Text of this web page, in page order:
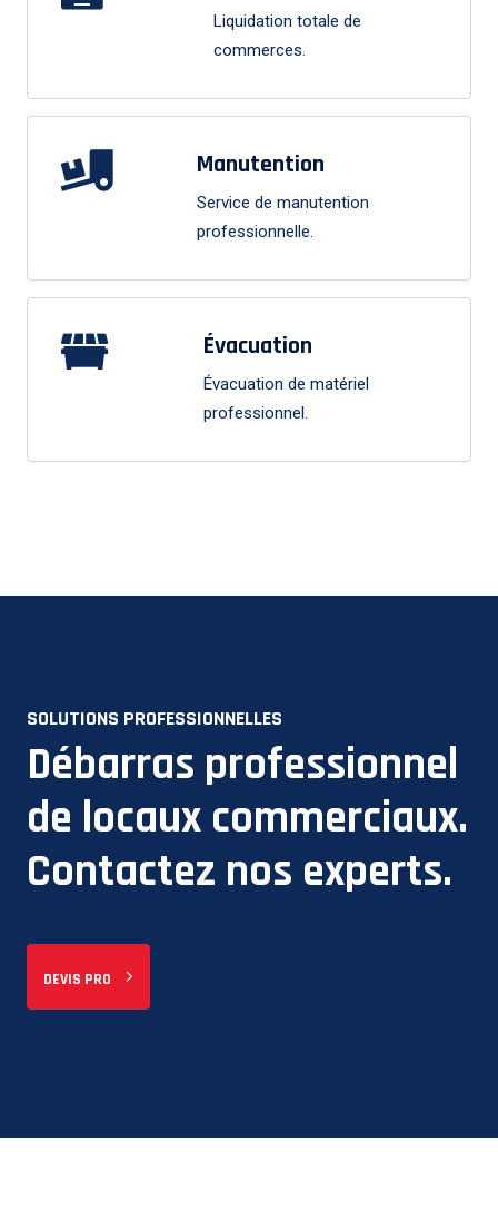
Liquidation totale de
commerces.
Manutention
Service de manutention
professionnelle.
Évacuation
Évacuation de matériel
professionnel.
SOLUTIONS PROFESSIONNELLES
Débarras professionnel
de locaux commerciaux.
Contactez nos experts.
DEVIS PRO